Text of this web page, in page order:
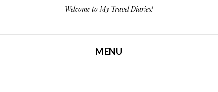
Welcome to My Travel Diaries!
MENU